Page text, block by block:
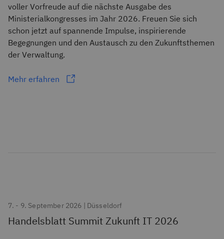
voller Vorfreude auf die nächste Ausgabe des
Ministerialkongresses im Jahr 2026. Freuen Sie sich
schon jetzt auf spannende Impulse, inspirierende
Begegnungen und den Austausch zu den Zukunftsthemen
der Verwaltung.
Mehr erfahren
7. - 9. September 2026 | Düsseldorf
Handelsblatt Summit Zukunft IT 2026